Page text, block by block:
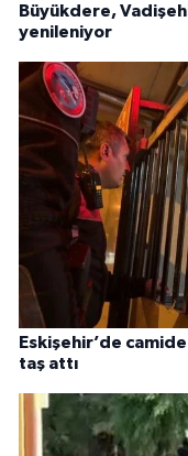
Büyükdere,
yenileniyor
Eskişehir’de
taş attı